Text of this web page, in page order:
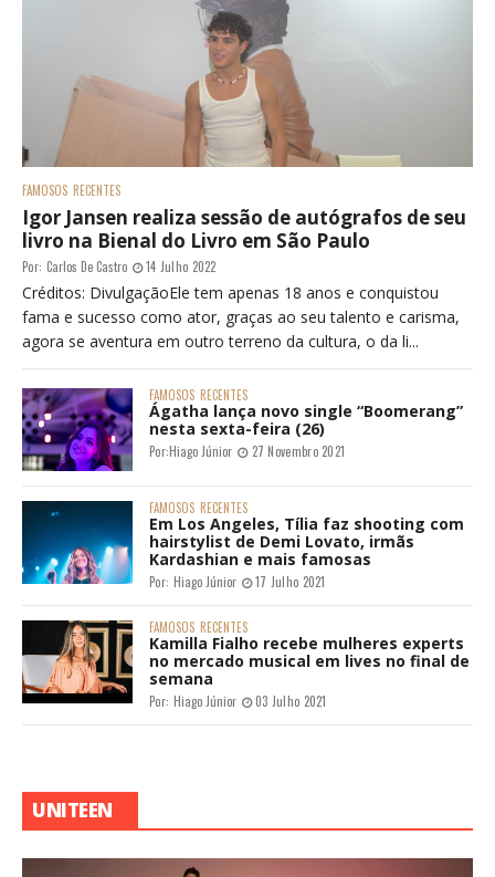
FAMOSOS RECENTES
Igor Jansen realiza sessão de autógrafos de seu
livro na Bienal do Livro em São Paulo
Por: Carlos De Castro 14 Julho 2022
Créditos: DivulgaçãoEle tem apenas 18 anos e conquistou
fama e sucesso como ator, graças ao seu talento e carisma,
agora se aventura em outro terreno da cultura, o da li...
FAMOSOS RECENTES
Ágatha lança novo single “Boomerang”
nesta sexta-feira (26)
Por:Hiago Júnior 27 Novembro 2021
FAMOSOS RECENTES
Em Los Angeles, Tília faz shooting com
hairstylist de Demi Lovato, irmãs
Kardashian e mais famosas
Por: Hiago Júnior 17 Julho 2021
FAMOSOS RECENTES
Kamilla Fialho recebe mulheres experts
no mercado musical em lives no final de
semana
Por: Hiago Júnior 03 Julho 2021
UNITEEN